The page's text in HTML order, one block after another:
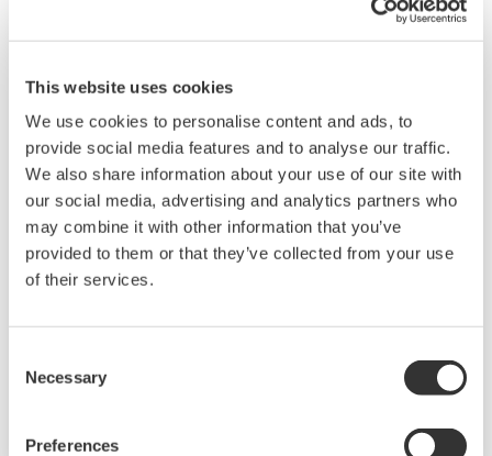
This website uses cookies
We use cookies to personalise content and ads, to
provide social media features and to analyse our traffic.
We also share information about your use of our site with
our social media, advertising and analytics partners who
may combine it with other information that you’ve
provided to them or that they’ve collected from your use
of their services.
Selection
Necessary
Preferences
UT32A-D
UT32A-D – компактный цифровой
включает функцию последовательной